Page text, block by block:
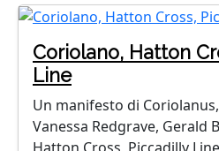
Coriolano, Hatton
Line
Un manifesto di
Vanessa Redgrave, Gerald